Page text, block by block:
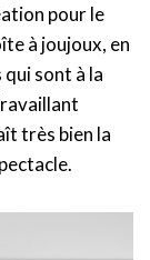
pour le
à joujoux, en
sont à la
très bien la